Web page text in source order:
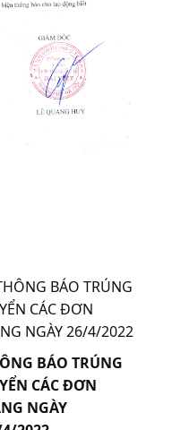
BÁO TRÚNG
CÁC ĐƠN
NGÀY